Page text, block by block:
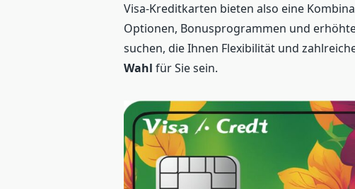
Visa-Kreditkarten bieten also eine
Optionen, Bonusprogrammen und
suchen, die Ihnen Flexibilität und
Wahl für Sie sein.